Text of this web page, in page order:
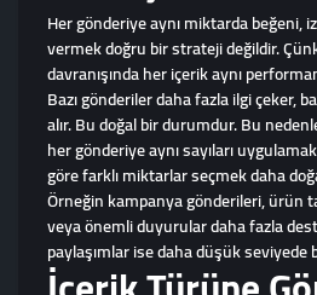
Her gönderiye aynı miktarda beğeni,
vermek doğru bir strateji değildir.
davranışında her içerik aynı
Bazı gönderiler daha fazla ilgi çeker,
alır. Bu doğal bir durumdur. Bu
her gönderiye aynı sayıları
göre farklı miktarlar seçmek daha
Örneğin kampanya gönderileri, ürün
veya önemli duyurular daha fazla
paylaşımlar ise daha düşük seviyede